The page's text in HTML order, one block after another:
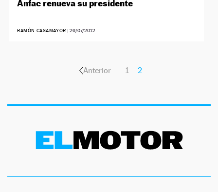
Anfac renueva su presidente
RAMÓN CASAMAYOR | 26/07/2012
Anterior 1 2